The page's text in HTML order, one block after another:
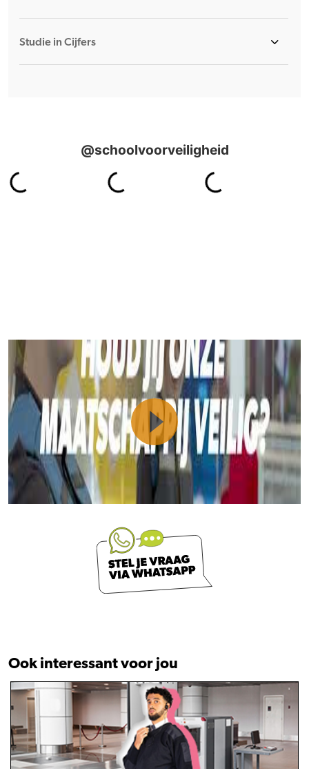
Studie in Cijfers
Ook interessant voor jou